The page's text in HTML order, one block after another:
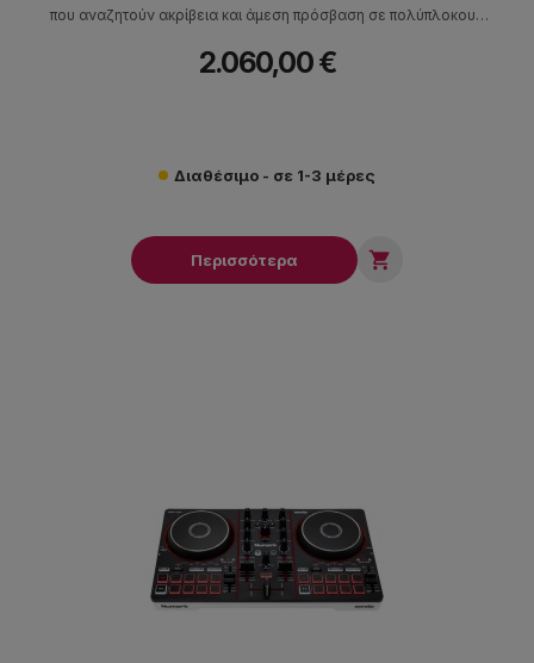
που αναζητούν ακρίβεια και άμεση πρόσβαση σε πολύπλοκους
2.060,00 €
Διαθέσιμο - σε 1-3 μέρες
Περισσότερα 